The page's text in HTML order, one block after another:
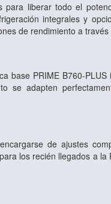
liberar todo el
integrales y
de rendimiento a
base PRIME B760-
se adapten
de ajustes
los recién llegados a